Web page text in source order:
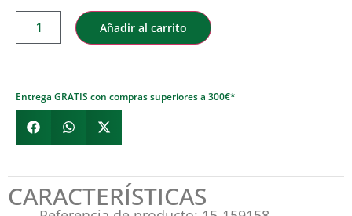
Añadir al carrito
Entrega GRATIS con compras superiores a 300€*
CARACTERÍSTICAS